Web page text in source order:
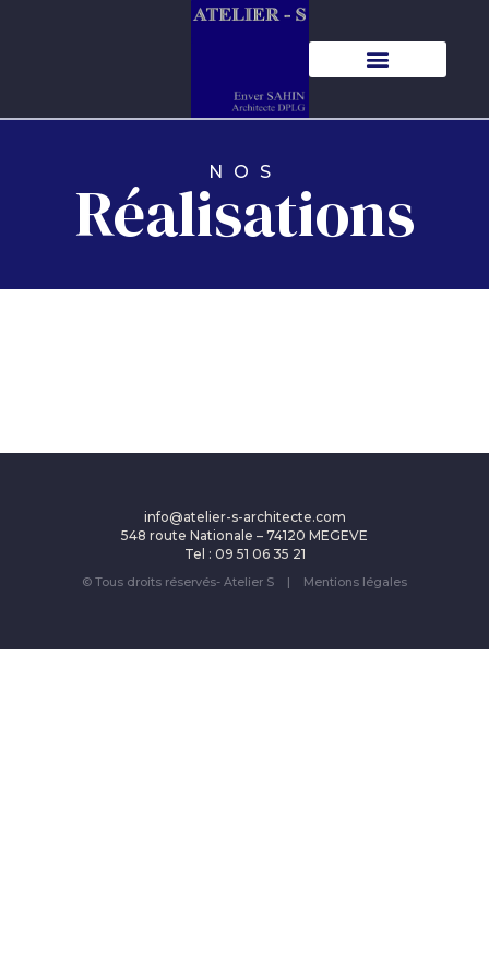
NOS
Réalisations
info@atelier-s-architecte.com
548 route Nationale – 74120 MEGEVE
Tel : 09 51 06 35 21
© Tous droits réservés- Atelier S | Mentions légales